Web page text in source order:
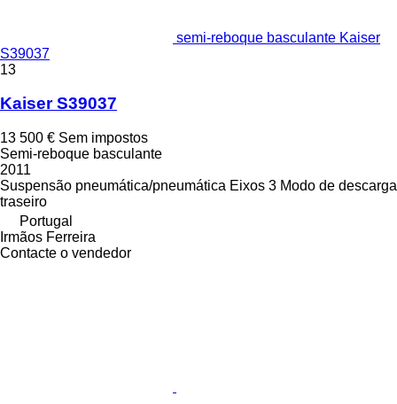
semi-reboque basculante Kaiser
S39037
13
Kaiser S39037
13 500 € Sem impostos
Semi-reboque basculante
2011
Suspensão pneumática/pneumática Eixos 3 Modo de descarga
traseiro
Portugal
Irmãos Ferreira
Contacte o vendedor